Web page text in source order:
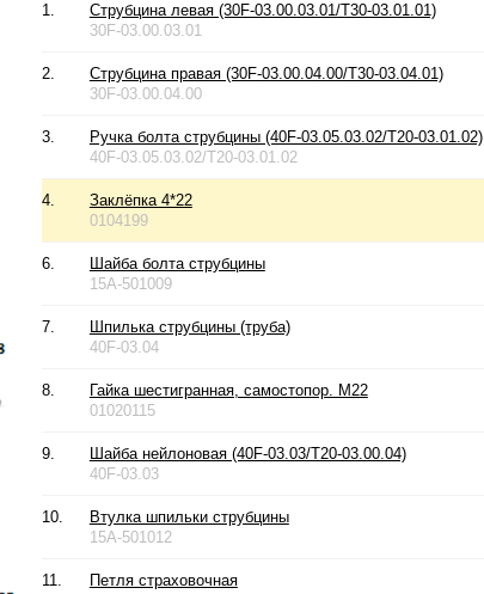
1.
Струбцина левая (30F-03.00.03.01/T30-03.01.01)
30F-03.00.03.01
2.
Струбцина правая (30F-03.00.04.00/T30-03.04.01)
30F-03.00.04.00
3.
Ручка болта струбцины (40F-03.05.03.02/T20-03.01.02)
40F-03.05.03.02/T20-03.01.02
4.
Заклёпка 4*22
0104199
6.
Шайба болта струбцины
15A-501009
7.
Шпилька струбцины (труба)
40F-03.04
8.
Гайка шестигранная, самостопор. М22
01020115
9.
Шайба нейлоновая (40F-03.03/T20-03.00.04)
40F-03.03
10.
Втулка шпильки струбцины
15A-501012
11.
Петля страховочная